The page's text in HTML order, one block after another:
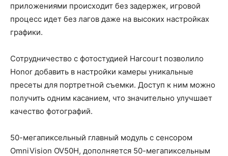
приложениями происходит без задержек, игровой
процесс идет без лагов даже на высоких настройках
графики.
Сотрудничество с фотостудией Harcourt позволило
Honor добавить в настройки камеры уникальные
пресеты для портретной съемки. Доступ к ним можно
получить одним касанием, что значительно улучшает
качество фотографий.
50-мегапиксельный главный модуль с сенсором
OmniVision OV50H, дополняется 50-мегапиксельным